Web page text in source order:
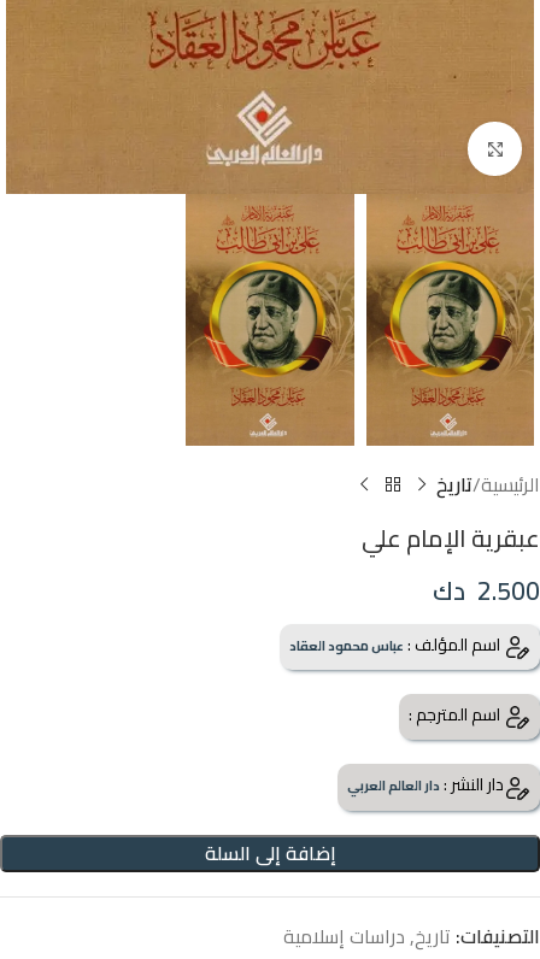
Click to enlarge
الرئيسية تاريخ
عبقرية الإمام علي
2.500 دك
اسم المؤلف : عباس محمود العقاد
اسم المترجم :
دار النشر :دار العالم العربي
إضافة إلى السلة
التصنيفات: تاريخ,دراسات إسلامية